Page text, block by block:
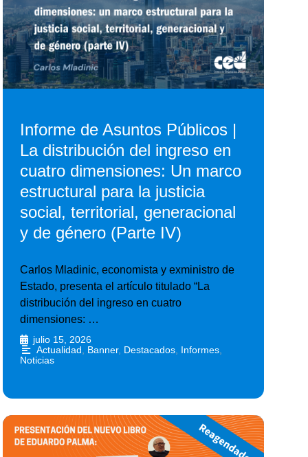
Informe de Asuntos Públicos |
La distribución del ingreso en
cuatro dimensiones: Un marco
estructural para la justicia
social, territorial, generacional
y de género (Parte IV)
Carlos Mladinic, economista y exministro de
Estado, presenta el artículo titulado “La
distribución del ingreso en cuatro
dimensiones: …
julio 15, 2026
Actualidad Banner, Destacados, Informes,
Noticias